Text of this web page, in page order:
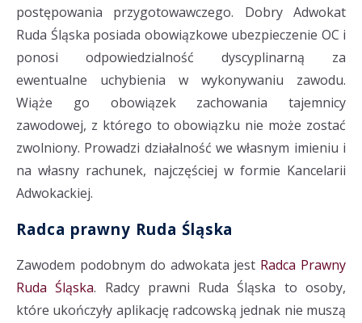
postępowania przygotowawczego. Dobry Adwokat
Ruda Śląska posiada obowiązkowe ubezpieczenie OC i
ponosi odpowiedzialność dyscyplinarną za
ewentualne uchybienia w wykonywaniu zawodu.
Wiąże go obowiązek zachowania tajemnicy
zawodowej, z którego to obowiązku nie może zostać
zwolniony. Prowadzi działalność we własnym imieniu i
na własny rachunek, najczęściej w formie Kancelarii
Adwokackiej.
Radca prawny Ruda Śląska
Zawodem podobnym do adwokata jest Radca Prawny
Ruda Śląska. Radcy prawni Ruda Śląska to osoby,
które ukończyły aplikację radcowską jednak nie muszą